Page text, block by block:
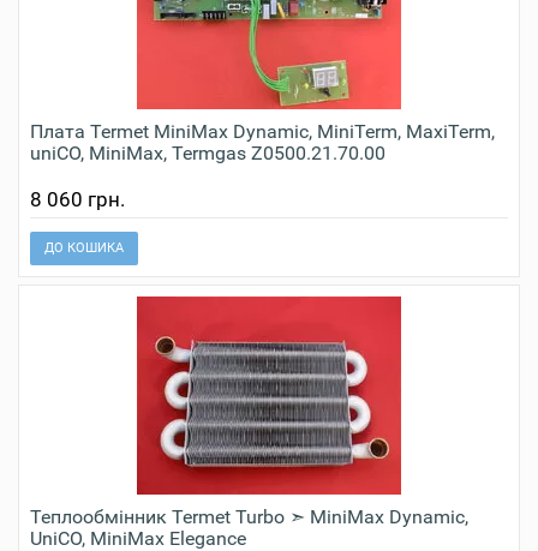
Плата Termet MiniMax Dynamic, MiniTerm, MaxiTerm,
uniCO, MiniMax, Termgas Z0500.21.70.00
8 060 грн.
ДО КОШИКА
Теплообмінник Termet Turbo ➣ MiniMax Dynamic,
UniCO, MiniMax Elegance